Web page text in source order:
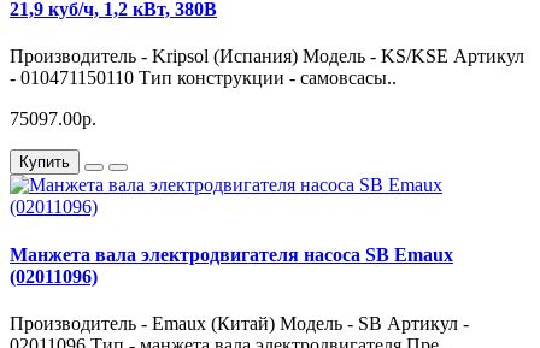
21,9 куб/ч, 1,2 кВт, 380В
Производитель - Kripsol (Испания) Модель - KS/KSE Артикул
- 010471150110 Тип конструкции - самовсасы..
75097.00р.
Купить
Манжета вала электродвигателя насоса SB Emaux
(02011096)
Производитель - Emaux (Китай) Модель - SB Артикул -